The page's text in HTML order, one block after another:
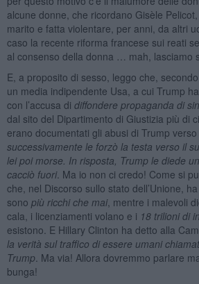
alcune donne, che ricordano Gisèle
marito e fatta violentare, per anni, da altri
caso la recente riforma francese sui reati
al consenso della donna … mah, lasciamo
E, a proposito di sesso, leggo che,
un media indipendente Usa, a cui Trump
con l’accusa di diffondere propaganda di
dal sito del Dipartimento di Giustizia più di
erano documentati gli abusi di Trump
successivamente le forzò la testa verso il
lei poi morse. In risposta, Trump le diede
cacciò fuori. Ma io non ci credo! Come si
che, nel Discorso sullo stato dell’Unione,
sono più ricchi che mai, mentre i malevoli
cala, i licenziamenti volano e i 18 trilioni di
esistono. E Hillary Clinton ha detto alla
la verità sul traffico di essere umani
Trump . Ma via! Allora dovremmo parlare
bunga!